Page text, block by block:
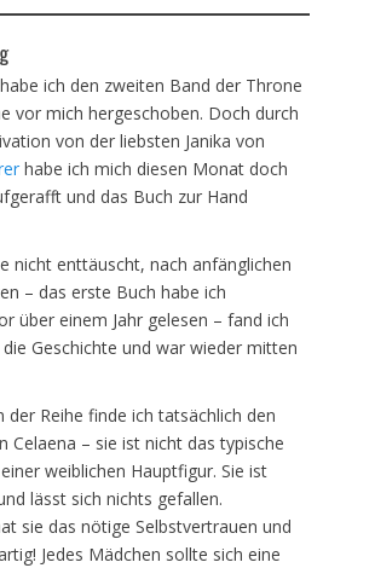
ich den zweiten Band der Throne
vor mich hergeschoben. Doch durch
von der liebsten Janika von
habe ich mich diesen Monat doch
und das Buch zur Hand
nicht enttäuscht, nach anfänglichen
– das erste Buch habe ich
über einem Jahr gelesen – fand ich
Geschichte und war wieder mitten
der Reihe finde ich tatsächlich den
Celaena – sie ist nicht das typische
weiblichen Hauptfigur. Sie ist
lässt sich nichts gefallen.
sie das nötige Selbstvertrauen und
Jedes Mädchen sollte sich eine